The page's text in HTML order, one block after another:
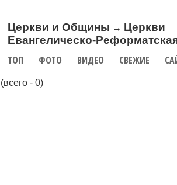
Церкви и Общины → Церкви
Евангелическо-
ТОП ФОТО ВИДЕО СВЕЖИЕ
(всего - 0)